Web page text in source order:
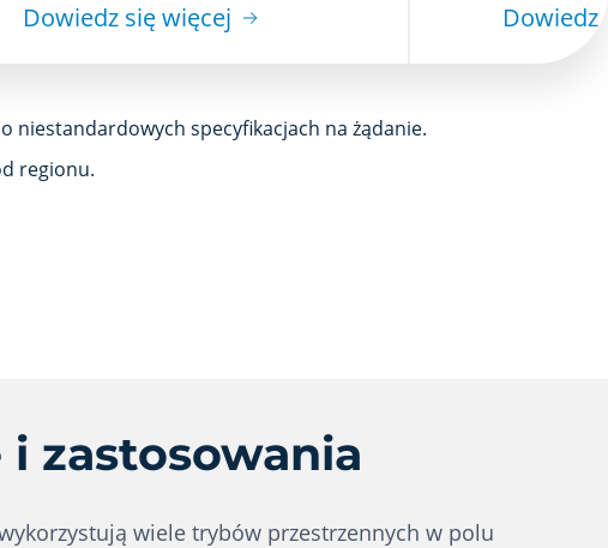
Dowiedz się więcej Dowiedz
niestandardowych specyfikacjach na żądanie.
regionu.
i zastosowania
wykorzystują wiele trybów przestrzennych w polu